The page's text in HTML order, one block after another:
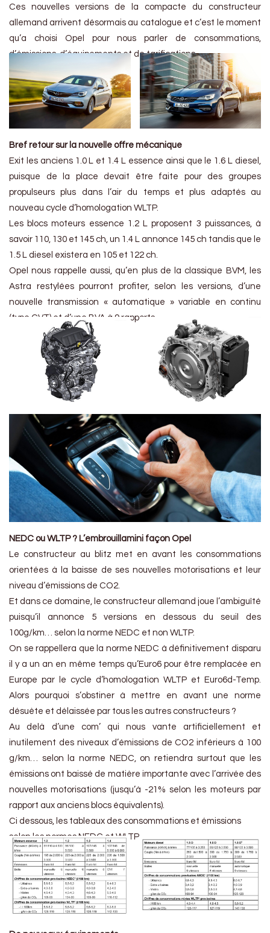
Ces nouvelles versions de la compacte du constructeur
allemand arrivent désormais au catalogue et c’est le moment
qu’a choisi Opel pour nous parler de consommations,
d’émissions, d’équipements et de tarifications.
Bref retour sur la nouvelle offre mécanique
Exit les anciens 1.0 L et 1.4 L essence ainsi que le 1.6 L diesel,
puisque de la place devait être faite pour des groupes
propulseurs plus dans l’air du temps et plus adaptés au
nouveau cycle d’homologation WLTP.
Les blocs moteurs essence 1.2 L proposent 3 puissances, à
savoir 110, 130 et 145 ch, un 1.4 L annonce 145 ch tandis que le
1.5 L diesel existera en 105 et 122 ch.
Opel nous rappelle aussi, qu’en plus de la classique BVM, les
Astra restylées pourront profiter, selon les versions, d’une
nouvelle transmission « automatique » variable en continu
(type CVT) et d’une BVA à 9 rapports.
NEDC ou WLTP ? L’embrouillamini façon Opel
Le constructeur au blitz met en avant les consommations
orientées à la baisse de ses nouvelles motorisations et leur
niveau d’émissions de CO2.
Et dans ce domaine, le constructeur allemand joue l’ambiguïté
puisqu’il annonce 5 versions en dessous du seuil des
100g/km… selon la norme NEDC et non WLTP.
On se rappellera que la norme NEDC à définitivement disparu
il y a un an en même temps qu’Euro6 pour être remplacée en
Europe par le cycle d’homologation WLTP et Euro6d-Temp.
Alors pourquoi s’obstiner à mettre en avant une norme
désuète et délaissée par tous les autres constructeurs ?
Au delà d’une com’ qui nous vante artificiellement et
inutilement des niveaux d’émissions de CO2 inférieurs à 100
g/km… selon la norme NEDC, on retiendra surtout que les
émissions ont baissé de matière importante avec l’arrivée des
nouvelles motorisations (jusqu’à -21% selon les moteurs par
rapport aux anciens blocs équivalents).
Ci dessous, les tableaux des consommations et émissions
selon les normes NEDC et WLTP